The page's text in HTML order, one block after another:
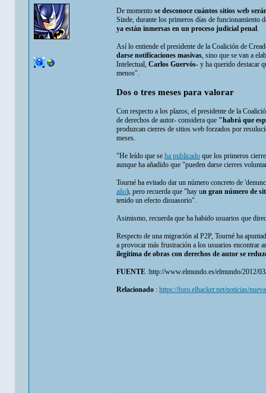
De momentose desconoce cuántos sitios web
Sinde, durante los primeros días de funcionamiento
ya están inmersas en un proceso judicial penal.
Así lo entiende el presidente de la Coalición de
darse notificaciones masivas, sino que se van a
Intelectual,Carlos Guervós- y ha querido destacar
menos".
Dos o tres meses para valorar
Con respecto a los plazos, el presidente de la
de derechos de autor- considera que"habrá que
produzcan cierres de sitios web forzados por
meses.
"He leído que seha publicadoque los primeros
aunque ha añadido que "pueden darse cierres
Tourné ha evitado dar un número concreto de
año), pero recuerda que "hay un gran número de
tenido un efecto disuasorio".
Asimismo, recuerda que ha habido usuarios que
Respecto de una migración al P2P, Tourné ha
a provocar más frustración a los usuarios encontrar
ilegítima de obras con derechos de autor se
FUENTE:http://www.elmundo.es/elmundo/2012/
Relacionado:https://foro.elhacker.net/noticias/